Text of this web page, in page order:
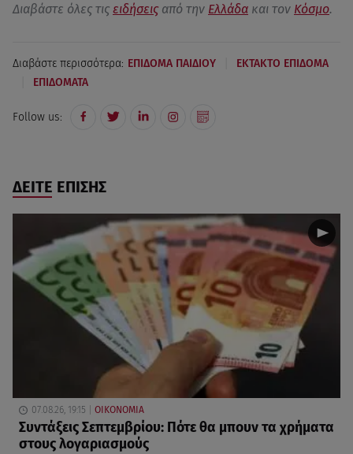
Διαβάστε όλες τις ειδήσεις από την Ελλάδα και τον Κόσμο.
Διαβάστε περισσότερα: ΕΠΙΔΟΜΑ ΠΑΙΔΙΟΥ ΕΚΤΑΚΤΟ ΕΠΙΔΟΜΑ
ΕΠΙΔΟΜΑΤΑ
Follow us:
ΔΕΙΤΕ ΕΠΙΣΗΣ
07.08.26, 19:15 ΟΙΚΟΝΟΜΙΑ
Συντάξεις Σεπτεμβρίου: Πότε θα μπουν τα χρήματα
στους λογαριασμούς